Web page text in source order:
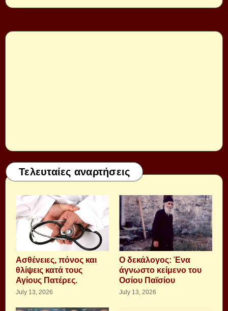
Τελευταίες αναρτήσεις
Aσθένειες, πόνος και
θλίψεις κατά τους
Αγίους Πατέρες.
July 13, 2026
Ο δεκάλογος: Ένα
άγνωστο κείμενο του
Οσίου Παϊσίου
July 13, 2026